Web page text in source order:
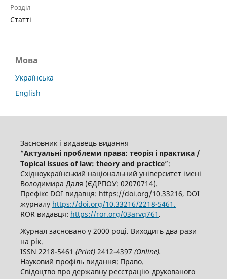
Розділ
Статті
Мова
Українська
English
Засновник і видавець видання
“Актуальні проблеми права: теорія і практика /
Topical issues of law: theory and practice”:
Східноукраїнський національний університет імені
Володимира Даля (ЄДРПОУ: 02070714).
Префікс DOI видавця: https://doi.org/10.33216, DOI
журналу https://doi.org/10.33216/2218-5461.
ROR видавця: https://ror.org/03arvq761 .
Журнал засновано у 2000 році. Виходить два рази
на рік.
ISSN 2218-5461 (Print)2412-4397 (Online).
Науковий профіль видання: Право.
Свідоцтво про державну реєстрацію друкованого